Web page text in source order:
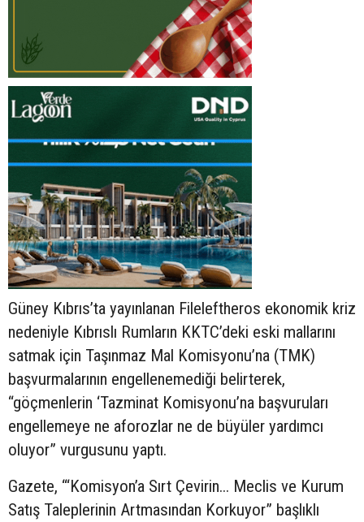
Güney Kıbrıs’ta yayınlanan Fileleftheros ekonomik kriz
nedeniyle Kıbrıslı Rumların KKTC’deki eski mallarını
satmak için Taşınmaz Mal Komisyonu’na (TMK)
başvurmalarının engellenemediği belirterek,
“göçmenlerin ‘Tazminat Komisyonu’na başvuruları
engellemeye ne aforozlar ne de büyüler yardımcı
oluyor” vurgusunu yaptı.
Gazete, “‘Komisyon’a Sırt Çevirin... Meclis ve Kurum
Satış Taleplerinin Artmasından Korkuyor” başlıklı